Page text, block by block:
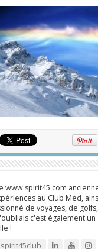
www.spirit45.com
au Club Med,
de voyages, de
c'est également
!